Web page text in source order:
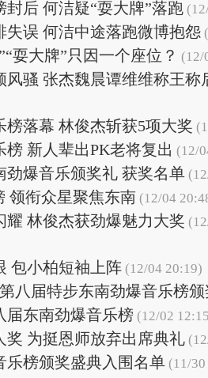
后 何洁疑“耍大牌”落跑
失误 何洁中途落跑微博抱怨
耍大牌”只因一个座位？ (12/
风骚 张杰魏晨谭维维称王称
榜落幕 林俊杰斩获5项大奖
榜 新人辈出PK老将复出 (12/
劲爆音乐颁奖礼 获奖名单
领衔众星聚焦东南 (12/04
耀 林俊杰获劲爆魅力大奖
包小柏短袖上阵 (12/04 20:19)
八届特步东南劲爆音乐榜
届东南劲爆音乐榜 (12/02
奖 为挺恩师放弃出席典礼
乐榜颁奖盛典入围名单 (11/